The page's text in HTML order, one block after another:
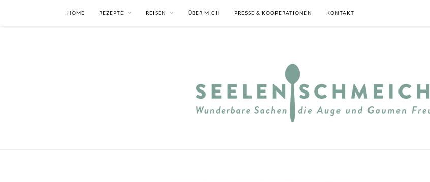
HOME REZEPTE REISEN ÜBER MICH PRESSE & KOOPERATIONEN KONTAKT